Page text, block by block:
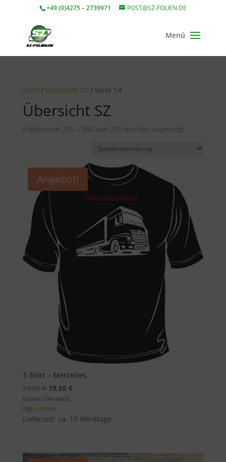
+49 (0)4275 – 2739971 POST@SZ-FOLIEN.DE
Start/ Übersicht SZ/ Seite 14
Übersicht SZ
Ergebnisse 235 – 250 von 250 werden angezeigt
Angebot!
T-Shirt – Mercedes
23,00€ Ursprünglicher
Preis
war:
23,00 €
19,55 €Aktueller
19,55 €.
Enthält 19% MwSt.
zzgl. Versand
Lieferzeit: ca. 15 Werktage